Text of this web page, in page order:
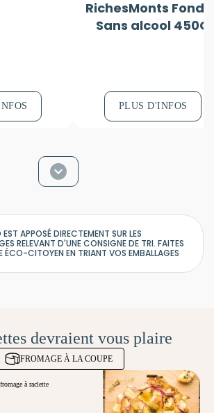
RichesMonts
Sans alcool 450G
PLUS D'INFOS
APPOSÉ DIRECTEMENT SUR LES
RELEVANT D'UNE CONSIGNE DE TRI. FAITES
ÉCO-CITOYEN EN TRIANT VOS EMBALLAGES
devraient vous plaire
FROMAGE À LA COUPE
à raclette